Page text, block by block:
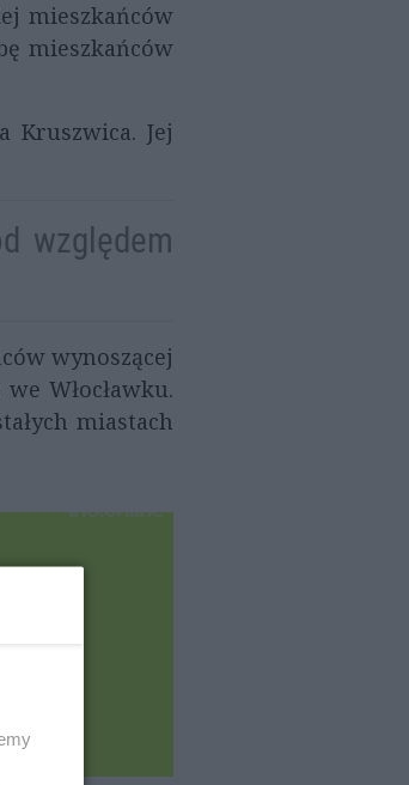
mieszkańców
mieszkańców
Kruszwica. Jej
względem
wynoszącej
Włocławku.
miastach